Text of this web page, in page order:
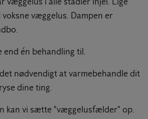
væggelus. Dampen er
end én behandling til.
nødvendigt at varmebehandle dit
dine ting.
kan vi sætte "væggelusfælder" op.